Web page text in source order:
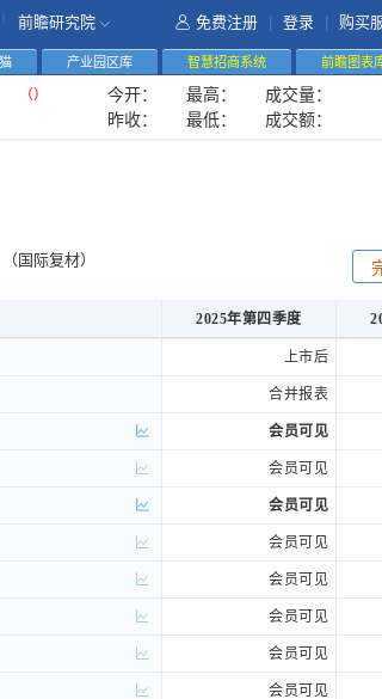
前瞻研究院 免费注册 登录 购买
产业园区库 智慧招商系统 前瞻图表
（） 今开： 最高：
成交量：
昨收：
最低： 成交额：
（国际复材）
2025年第四季度
2025年第四季度上市后
合并报表
会员可见
会员可见
会员可见
会员可见
会员可见
会员可见
会员可见
会员可见